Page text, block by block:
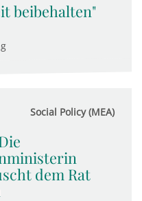
beibehalten"
Social Policy (MEA)
dem Rat